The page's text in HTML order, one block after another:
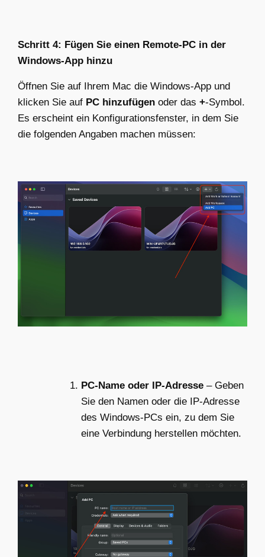
Schritt 4: Fügen Sie einen Remote-PC in der
Windows-App hinzu
Öffnen Sie auf Ihrem Mac die Windows-App und
klicken Sie auf PC hinzufügen oder das +-Symbol.
Es erscheint ein Konfigurationsfenster, in dem Sie
die folgenden Angaben machen müssen:
PC-Name oder IP-Adresse – Geben
Sie den Namen oder die IP-Adresse
des Windows-PCs ein, zu dem Sie
eine Verbindung herstellen möchten.